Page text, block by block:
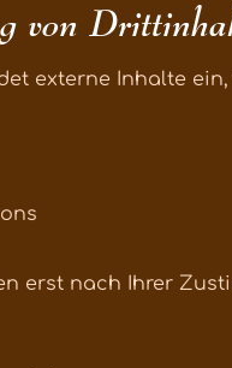
von
externe Inhalte ein,
erst nach Ihrer